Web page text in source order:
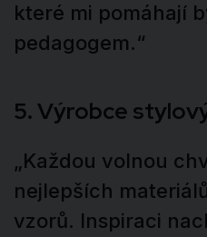
které mi pomáhají
pedagogem.“
5. Výrobce
„Každou volnou
nejlepších
vzorů. Inspiraci